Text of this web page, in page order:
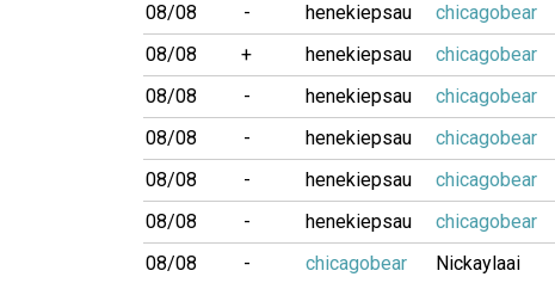
08/08
- henekiepsau chicagobear
08/08
+ henekiepsau chicagobear
08/08
- henekiepsau chicagobear
08/08
- henekiepsau chicagobear
08/08
- henekiepsau chicagobear
08/08
- henekiepsau chicagobear
08/08
- chicagobear Nickaylaai